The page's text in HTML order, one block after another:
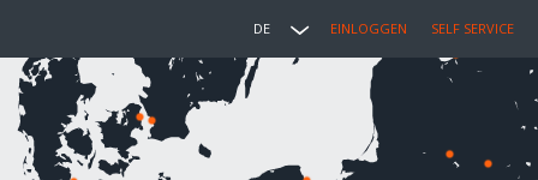
DE EINLOGGEN SELF SERVICE